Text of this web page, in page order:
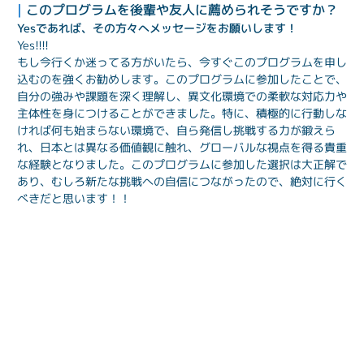
| このプログラムを後輩や友人に薦められそうですか？
Yesであれば、その方々へメッセージをお願いします！
Yes!!!!
もし今行くか迷ってる方がいたら、今すぐこのプログラムを申し
込むのを強くお勧めします。このプログラムに参加したことで、
自分の強みや課題を深く理解し、異文化環境での柔軟な対応力や
主体性を身につけることができました。特に、積極的に行動しな
ければ何も始まらない環境で、自ら発信し挑戦する力が鍛えら
れ、日本とは異なる価値観に触れ、グローバルな視点を得る貴重
な経験となりました。このプログラムに参加した選択は大正解で
あり、むしろ新たな挑戦への自信につながったので、絶対に行く
べきだと思います！！